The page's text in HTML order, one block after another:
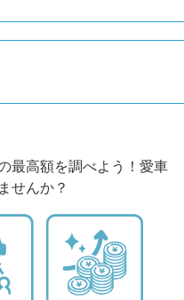
最高額を調べよう！愛車
せんか？